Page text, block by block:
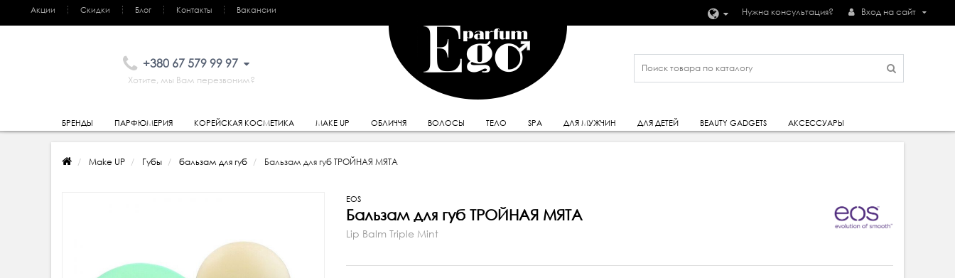
Акции Скидки Блог Контакты Вакансии Нужна консультация? Вход на сайт
+380 67 579 99 97
Хотите, мы Вам перезвоним?
БРЕНДЫ ПАРФЮМЕРИЯ КОРЕЙСКАЯ КОСМЕТИКА MAKE UP ОБЛИЧЧЯ ВОЛОСЫ ТЕЛО SPA ДЛЯ МУЖЧИН ДЛЯ ДЕТЕЙ BEAUTY GADGETS АКСЕССУАРЫ
Make UP Губы бальзам для губ Бальзам для губ ТРОЙНАЯ МЯТА
EOS
Бальзам для губ ТРОЙНАЯ МЯТА
Lip Balm Triple Mint